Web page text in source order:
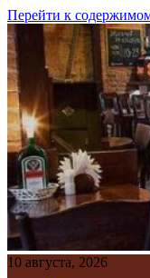
Перейти к
10 августа, 2026